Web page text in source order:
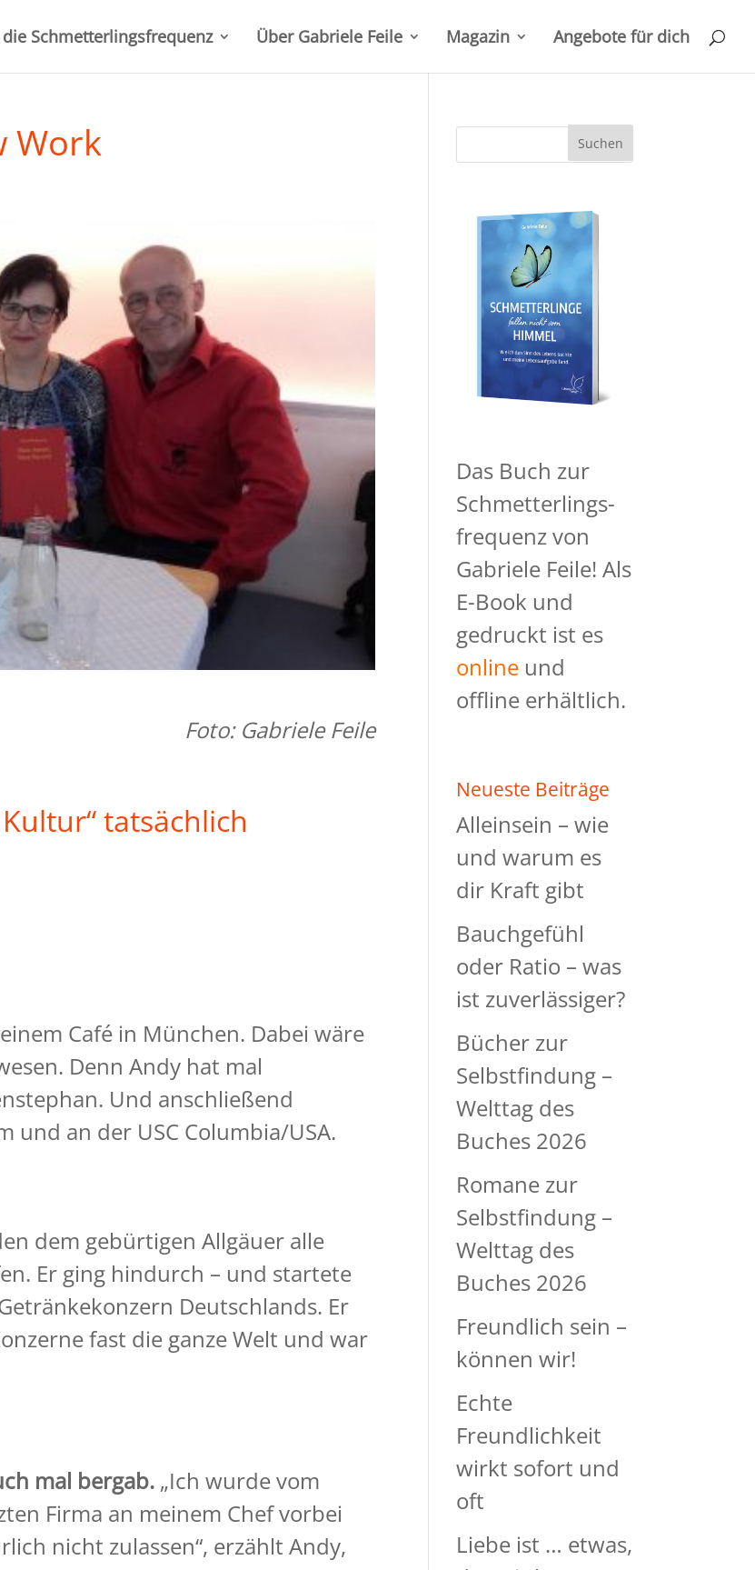
Schmetterlingsfrequenz Über Gabriele Feile Magazin Angebote für dich
Work
Foto: Gabriele Feile
tatsächlich
Café in München. Dabei wäre
Denn Andy hat mal
Und anschließend
und an der USC Columbia/USA.
dem gebürtigen Allgäuer alle
Er ging hindurch – und startete
Deutschlands. Er
fast die ganze Welt und war
mal bergab. „Ich wurde vom
Firma an meinem Chef vorbei
nicht zulassen“, erzählt Andy,
Das Buch zur
Schmetterlings-
frequenz von
Gabriele Feile! Als
E-Book und
gedruckt ist es
online und
offline erhältlich.
Neueste Beiträge
Alleinsein – wie
und warum es
dir Kraft gibt
Bauchgefühl
oder Ratio – was
ist zuverlässiger?
Bücher zur
Selbstfindung –
Welttag des
Buches 2026
Romane zur
Selbstfindung –
Welttag des
Buches 2026
Freundlich sein –
können wir!
Echte
Freundlichkeit
wirkt sofort und
oft
Liebe ist … etwas,